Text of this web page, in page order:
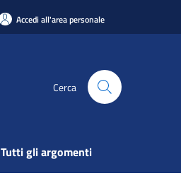
Accedi all'area personale
Cerca
Tutti gli argomenti